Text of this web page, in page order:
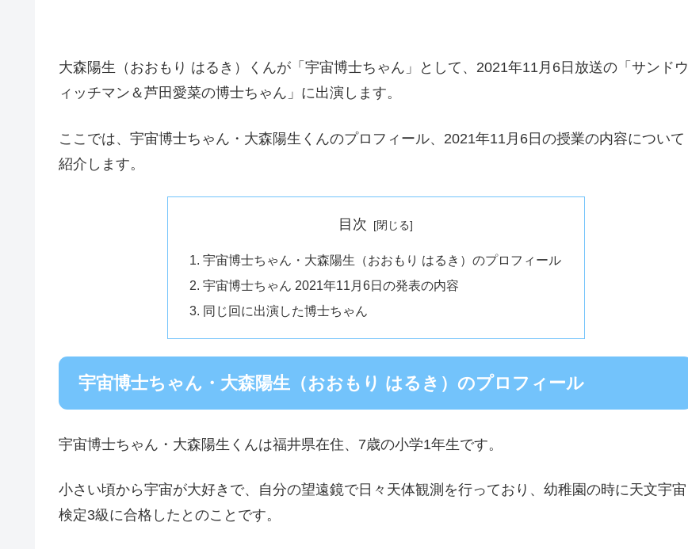
大森陽生（おおもり はるき）くんが「宇宙博士ちゃん」として、2021年11月6日放送の「サンドウ
ィッチマン＆芦田愛菜の博士ちゃん」に出演します。
ここでは、宇宙博士ちゃん・大森陽生くんのプロフィール、2021年11月6日の授業の内容について
紹介します。
目次
宇宙博士ちゃん・大森陽生（おおもり はるき）のプロフィール
宇宙博士ちゃん 2021年11月6日の発表の内容
同じ回に出演した博士ちゃん
宇宙博士ちゃん・大森陽生（おおもり はるき）のプロフィール
宇宙博士ちゃん・大森陽生くんは福井県在住、7歳の小学1年生です。
小さい頃から宇宙が大好きで、自分の望遠鏡で日々天体観測を行っており、幼稚園の時に天文宇宙
検定3級に合格したとのことです。